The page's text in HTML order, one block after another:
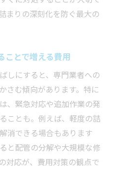
まりの深刻化を防ぐ最大の
ことで増える費用
しにすると、専門業者への
さむ傾向があります。特に
、緊急対応や追加作業の発
ことも。例えば、軽度の詰
消できる場合もあります
と配管の分解や大規模な修
対応が、費用対策の観点で